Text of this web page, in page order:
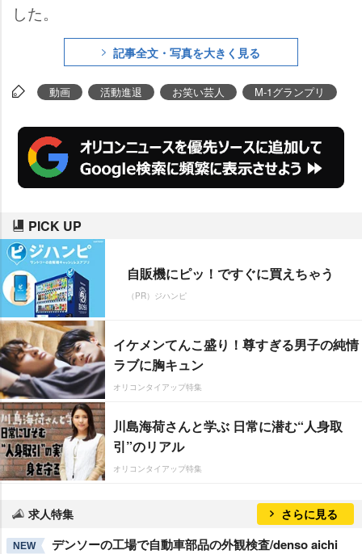
した。
記事全文・写真を大きく見る
動画 活動進退 お笑い芸人 M-1グランプリ
PICK UP
自販機にピッ！ですぐに買えちゃう
（PR）ジハンピ
イケメンてんこ盛り！尊すぎる男子の純情
ラブに胸キュン
オリコンタイアップ特集
川島海荷さんと学ぶ 日常に潜む“人身取
引”のリアル
オリコンタイアップ特集
求人特集 さらに見る
NEW デンソーの工場で自動車部品の外観検査/denso aichi